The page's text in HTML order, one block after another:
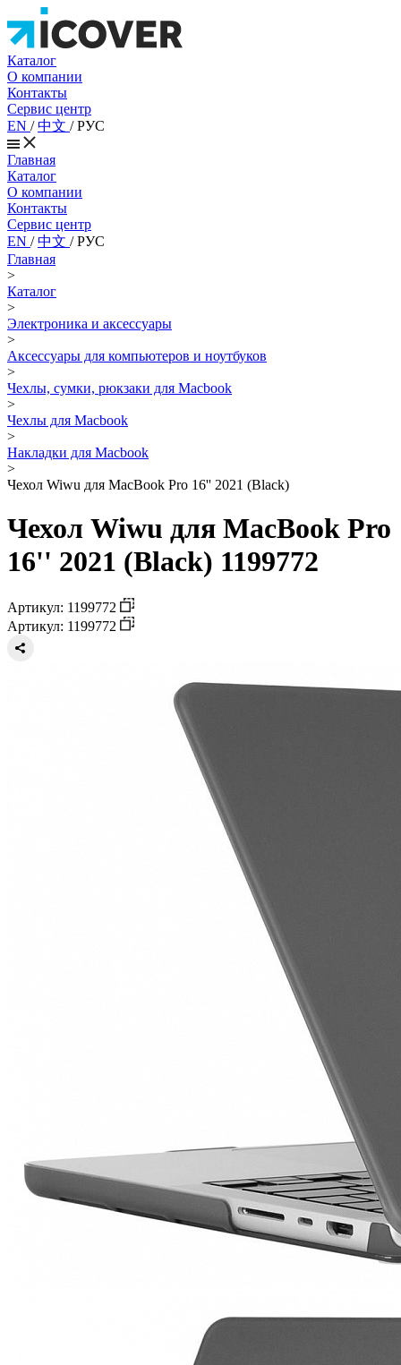
Каталог
О компании
Контакты
Сервис центр
EN /中文 /РУС
Главная
Каталог
О компании
Контакты
Сервис центр
EN /中文 /РУС
Главная
>
Каталог
>
Электроника и аксессуары
>
Аксессуары для компьютеров и ноутбуков
>
Чехлы, сумки, рюкзаки для Macbook
>
Чехлы для Macbook
>
Накладки для Macbook
>
Чехол Wiwu для MacBook Pro 16'' 2021 (Black)
Чехол Wiwu для MacBook Pro
16'' 2021 (Black) 1199772
Артикул: 1199772
Артикул: 1199772